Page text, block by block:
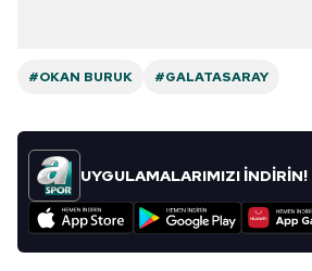
#OKAN BURUK #GALATASARAY
UYGULAMALARIMIZI İNDİRİN!